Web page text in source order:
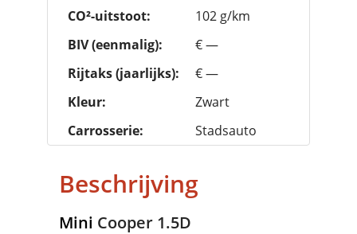
CO²-uitstoot:
102 g/km
BIV (eenmalig):
€ —
Rijtaks (jaarlijks):
€ —
Kleur:
Zwart
Carrosserie:
Stadsauto
Beschrijving
Mini Cooper 1.5D